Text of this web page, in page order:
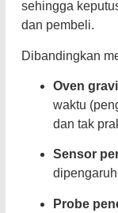
sehingga
dan pembeli.
Dibandingkan
Oven
waktu
dan tak
Sensor
Probe